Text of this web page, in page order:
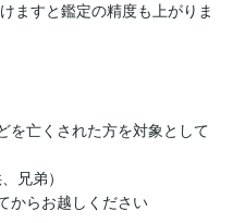
を亡くされた方を対象として
兄弟）
からお越しください